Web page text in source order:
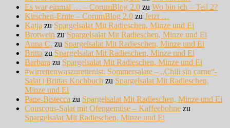
Es war einmal … – CorumBlog 2.0 zu Wo bin ich – Teil 2?
Kirschen-Ernte – CorumBlog 2.0 zu Jetzt …
Katja zu Spargelsalat Mit Radieschen, Minze und Ei
Brotwein zu Spargelsalat Mit Radieschen, Minze und Ei
Anna C. zu Spargelsalat Mit Radieschen, Minze und Ei
Britta zu Spargelsalat Mit Radieschen, Minze und Ei
Barbara zu Spargelsalat Mit Radieschen, Minze und Ei
#wirrettenwaszurettenist: Sommersalate – „Chili sin carne“-
Salat | Brittas Kochbuch zu Spargelsalat Mit Radieschen,
Minze und Ei
Pane-Bistecca zu Spargelsalat Mit Radieschen, Minze und Ei
Couscous-Salat mit Ofengemüse – Kaffeebohne zu
Spargelsalat Mit Radieschen, Minze und Ei